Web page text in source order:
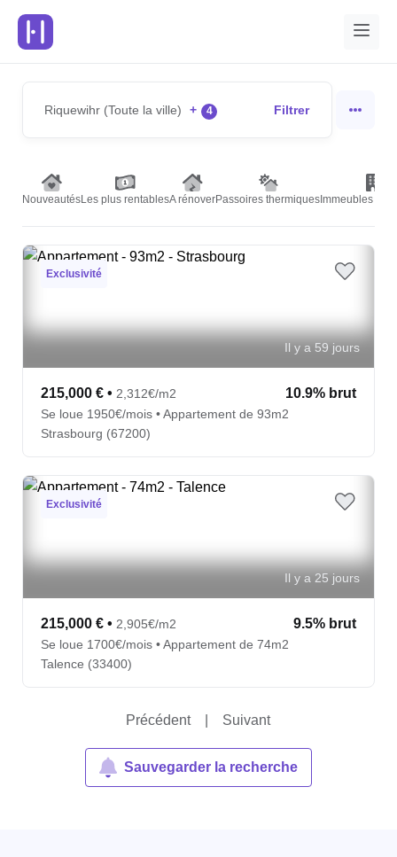
Riquewihr (Toute la ville) + 4 Filtrer
NouveautésLes plus rentablesA rénoverPassoires thermiques Immeubles de
Exclusivité
Il y a 59 jours
215,000 € • 2,312€/m2 10.9% brut
Se loue 1950€/mois • Appartement de 93m2
Strasbourg (67200)
Exclusivité
Il y a 25 jours
215,000 € • 2,905€/m2 9.5% brut
Se loue 1700€/mois • Appartement de 74m2
Talence (33400)
Précédent Suivant
Sauvegarder la recherche